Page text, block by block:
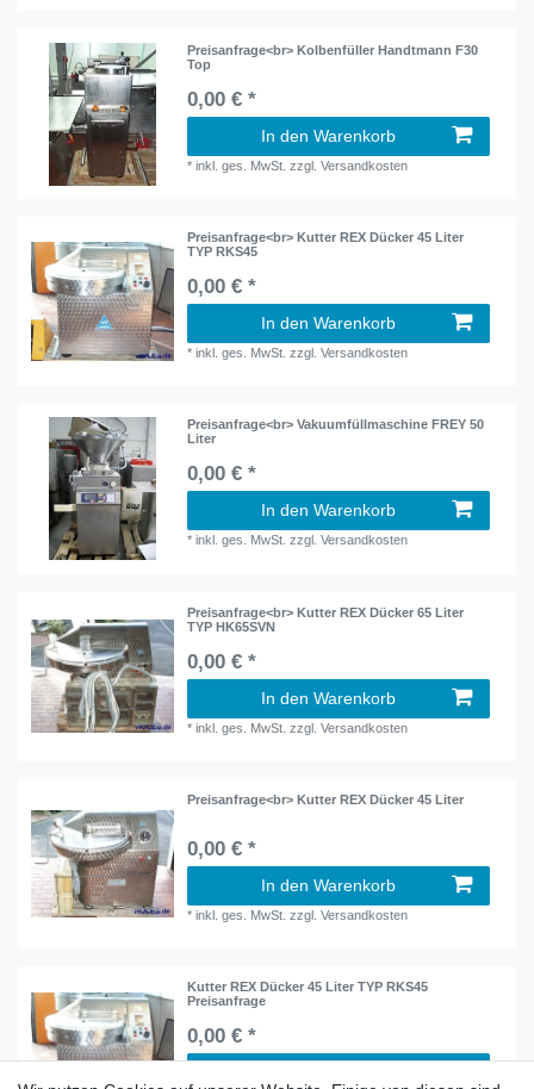
Preisanfrage<br> Kolbenfüller Handtmann F30
Top
0,00 € *
In den Warenkorb
*inkl. ges. MwSt. zzgl.Versandkosten
Preisanfrage<br> Kutter REX Dücker 45 Liter
TYP RKS45
0,00 € *
In den Warenkorb
*inkl. ges. MwSt. zzgl.Versandkosten
Preisanfrage<br> Vakuumfüllmaschine FREY 50
Liter
0,00 € *
In den Warenkorb
*inkl. ges. MwSt. zzgl.Versandkosten
Preisanfrage<br> Kutter REX Dücker 65 Liter
TYP HK65SVN
0,00 € *
In den Warenkorb
*inkl. ges. MwSt. zzgl.Versandkosten
Preisanfrage<br> Kutter REX Dücker 45 Liter
0,00 € *
In den Warenkorb
*inkl. ges. MwSt. zzgl.Versandkosten
Kutter REX Dücker 45 Liter TYP RKS45
Preisanfrage
0,00 € *